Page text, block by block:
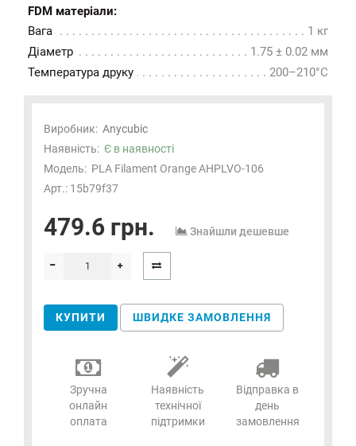
FDM матеріали:
Вага
1 кг
Діаметр
1.75 ± 0.02 мм
Температура друку
200–210°C
Виробник: Anycubic
Наявність: Є в наявності
Модель: PLA Filament Orange AHPLVO-106
Арт.: 15b79f37
479.6 грн. Знайшли дешевше
КУПИТИ ШВИДКЕ ЗАМОВЛЕННЯ
Зручна
онлайн
оплата
Наявність
технічної
підтримки
Відправка в
день
замовлення